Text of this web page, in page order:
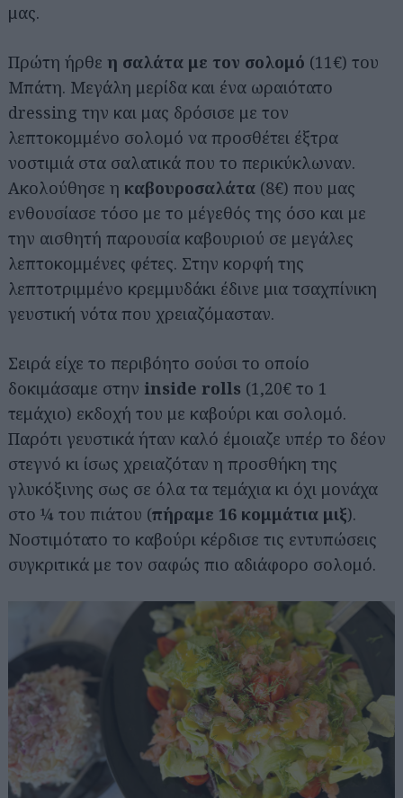
μας.
Πρώτη ήρθε η σαλάτα με τον σολομό (11€) του
Μπάτη. Μεγάλη μερίδα και ένα ωραιότατο
dressing την και μας δρόσισε με τον
λεπτοκομμένο σολομό να προσθέτει έξτρα
νοστιμιά στα σαλατικά που το περικύκλωναν.
Ακολούθησε η καβουροσαλάτα (8€) που μας
ενθουσίασε τόσο με το μέγεθός της όσο και με
την αισθητή παρουσία καβουριού σε μεγάλες
λεπτοκομμένες φέτες. Στην κορφή της
λεπτοτριμμένο κρεμμυδάκι έδινε μια τσαχπίνικη
γευστική νότα που χρειαζόμασταν.
Σειρά είχε το περιβόητο σούσι το οποίο
δοκιμάσαμε στην inside rolls (1,20€ το 1
τεμάχιο) εκδοχή του με καβούρι και σολομό.
Παρότι γευστικά ήταν καλό έμοιαζε υπέρ το δέον
στεγνό κι ίσως χρειαζόταν η προσθήκη της
γλυκόξινης σως σε όλα τα τεμάχια κι όχι μονάχα
στο ¼ του πιάτου (πήραμε 16 κομμάτια μιξ).
Νοστιμότατο το καβούρι κέρδισε τις εντυπώσεις
συγκριτικά με τον σαφώς πιο αδιάφορο σολομό.